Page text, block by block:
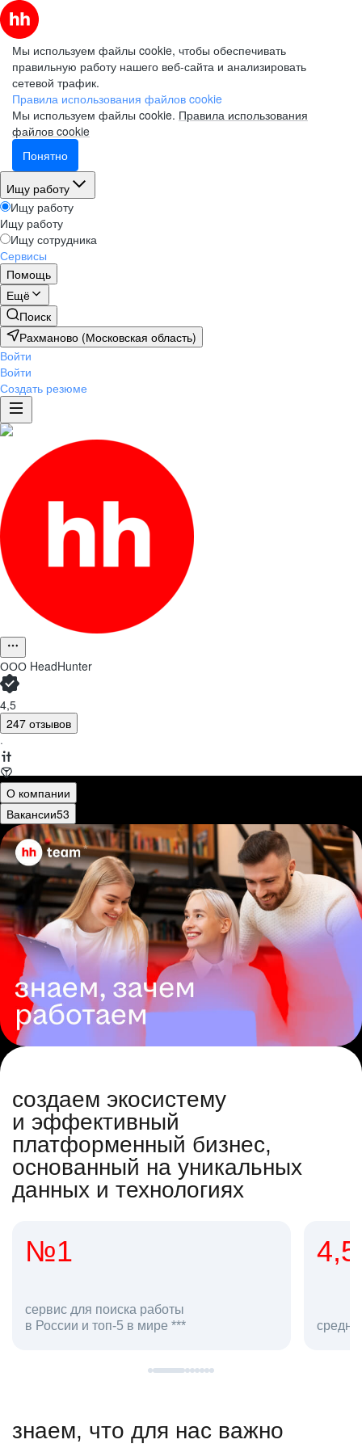
Мы используем файлы cookie, чтобы обеспечивать
правильную работу нашего веб-сайта и анализировать
сетевой трафик.
Правила использования файлов cookie
Мы используем файлы cookie. Правила использования
файлов cookie
Понятно
Ищу работу
Ищу работу
Ищу работу
Ищу сотрудника
Сервисы
Помощь
Ещё
Поиск
Рахманово (Московская область)
Войти
Войти
Создать резюме
ООО HeadHunter
4,5
247 отзывов
·
О компании
Вакансии53
создаем экосистему
и эффективный
платформенный бизнес,
основанный на уникальных
данных и технологиях
4,5
средняя оценка hh.ru как работодателя **
в hh.ru
знаем, что для нас важно